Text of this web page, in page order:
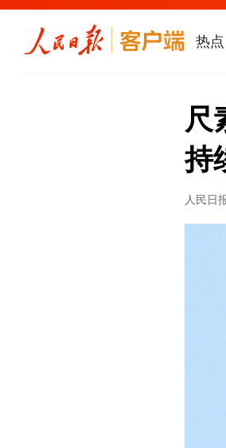
热点
尺
持
人民日